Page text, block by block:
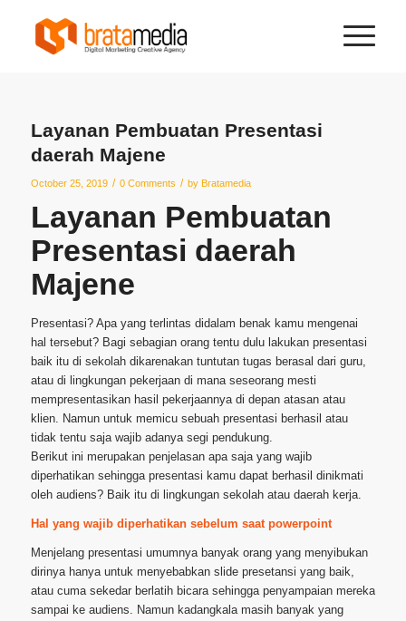
Layanan Pembuatan Presentasi
daerah Majene
October 25, 2019 / 0 Comments / by Bratamedia
Layanan Pembuatan
Presentasi daerah
Majene
Presentasi? Apa yang terlintas didalam benak kamu mengenai
hal tersebut? Bagi sebagian orang tentu dulu lakukan presentasi
baik itu di sekolah dikarenakan tuntutan tugas berasal dari guru,
atau di lingkungan pekerjaan di mana seseorang mesti
mempresentasikan hasil pekerjaannya di depan atasan atau
klien. Namun untuk memicu sebuah presentasi berhasil atau
tidak tentu saja wajib adanya segi pendukung.
Berikut ini merupakan penjelasan apa saja yang wajib
diperhatikan sehingga presentasi kamu dapat berhasil dinikmati
oleh audiens? Baik itu di lingkungan sekolah atau daerah kerja.
Hal yang wajib diperhatikan sebelum saat powerpoint
Menjelang presentasi umumnya banyak orang yang menyibukan
dirinya hanya untuk menyebabkan slide presetansi yang baik,
atau cuma sekedar berlatih bicara sehingga penyampaian mereka
sampai ke audiens. Namun kadangkala masih banyak yang